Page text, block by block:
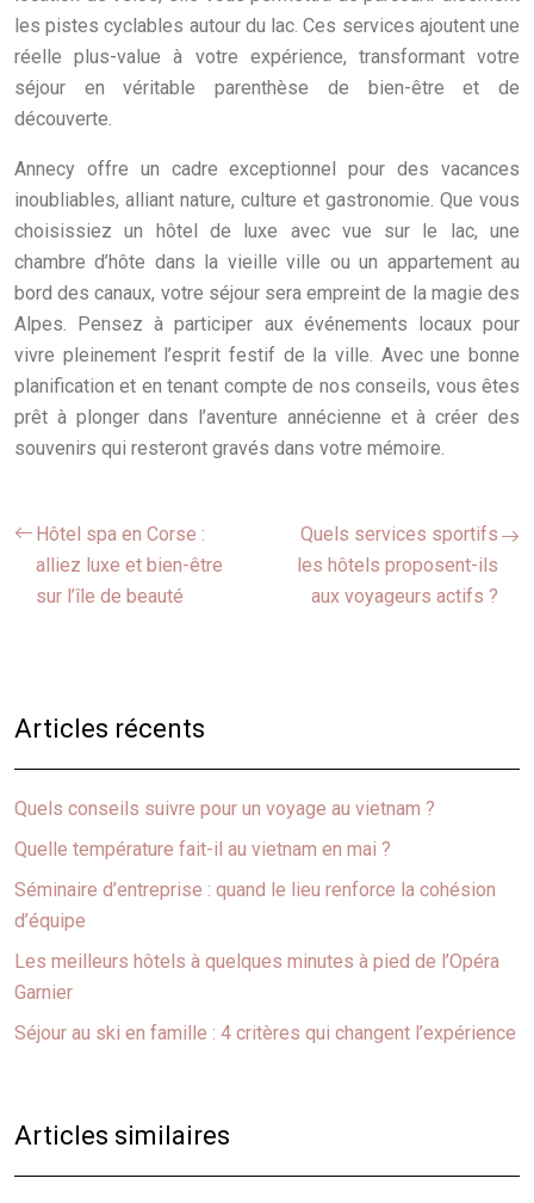
les pistes cyclables autour du lac. Ces services ajoutent une
réelle plus-value à votre expérience, transformant votre
séjour en véritable parenthèse de bien-être et de
découverte.
Annecy offre un cadre exceptionnel pour des vacances
inoubliables, alliant nature, culture et gastronomie. Que vous
choisissiez un hôtel de luxe avec vue sur le lac, une
chambre d’hôte dans la vieille ville ou un appartement au
bord des canaux, votre séjour sera empreint de la magie des
Alpes. Pensez à participer aux événements locaux pour
vivre pleinement l’esprit festif de la ville. Avec une bonne
planification et en tenant compte de nos conseils, vous êtes
prêt à plonger dans l’aventure annécienne et à créer des
souvenirs qui resteront gravés dans votre mémoire.
Hôtel spa en Corse :
alliez luxe et bien-être
sur l’île de beauté
Quels services sportifs
les hôtels proposent-ils
aux voyageurs actifs ?
Articles récents
Quels conseils suivre pour un voyage au vietnam ?
Quelle température fait-il au vietnam en mai ?
Séminaire d’entreprise : quand le lieu renforce la cohésion
d’équipe
Les meilleurs hôtels à quelques minutes à pied de l’Opéra
Garnier
Séjour au ski en famille : 4 critères qui changent l’expérience
Articles similaires